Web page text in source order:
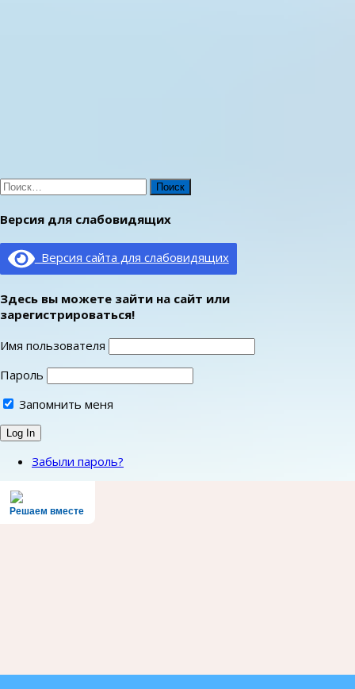
Найти:
Версия для слабовидящих
Версия сайта для слабовидящих
Здесь вы можете зайти на сайт или
зарегистрироваться!
Имя пользователя
Пароль
Запомнить меня
Забыли пароль?
Решаем вместе